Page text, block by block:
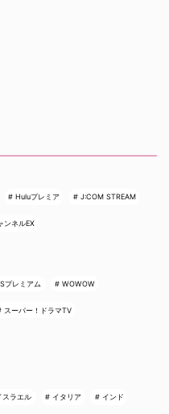
Huluプレミア J:COM STREAM
ンネルEX
プレミアム WOWOW
スーパー！ドラマTV
スラエル イタリア インド